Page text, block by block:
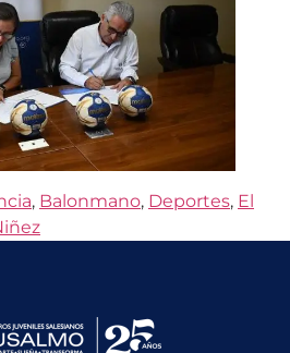
, Balonmano, Deportes, El